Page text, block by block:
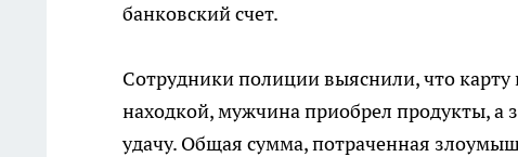
банковский счет.
Сотрудники полиции выяснили, что
находкой, мужчина приобрел продукты, а
удачу. Общая сумма, потраченная